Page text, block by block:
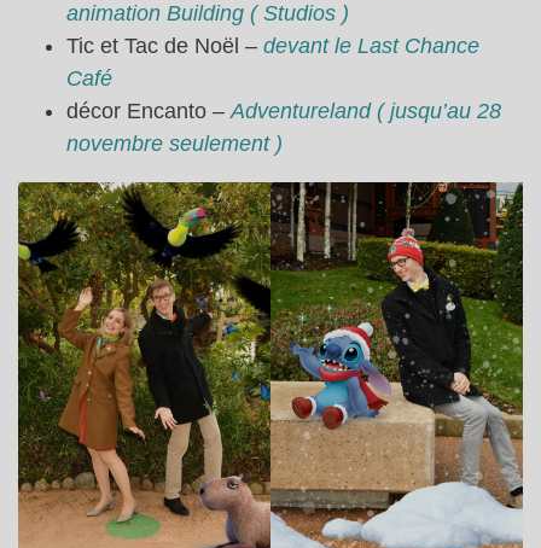
animation Building ( Studios )
Tic et Tac de Noël – devant le Last Chance
Café
décor Encanto –Adventureland ( jusqu’au 28
novembre seulement )